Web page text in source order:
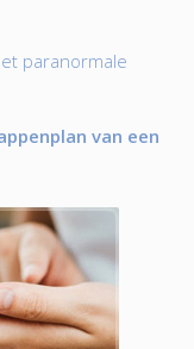
paranormale
van een